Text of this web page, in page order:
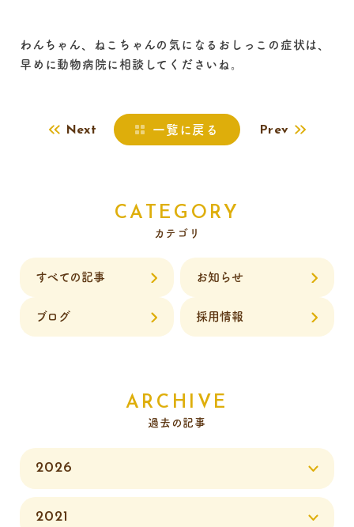
わんちゃん、ねこちゃんの気になるおしっこの症状は、
早めに動物病院に相談してくださいね。
Next 一覧に戻る Prev
CATEGORY
カテゴリ
すべての記事 お知らせ
ブログ 採用情報
ARCHIVE
過去の記事
2026
2021